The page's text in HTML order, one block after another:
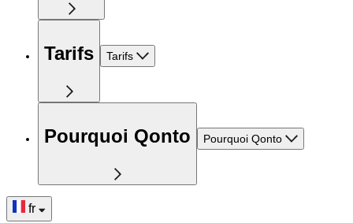
Tarifs Tarifs
Pourquoi Qonto Pourquoi Qonto
fr